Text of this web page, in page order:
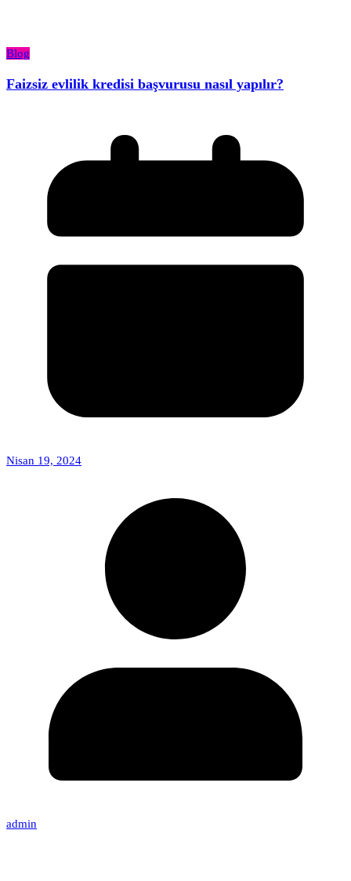
Blog
Faizsiz evlilik kredisi başvurusu nasıl yapılır?
Nisan 19, 2024
admin